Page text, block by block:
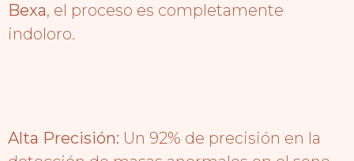
Bexa, el proceso es completamente
indoloro.
Alta Precisión: Un 92% de precisión en la